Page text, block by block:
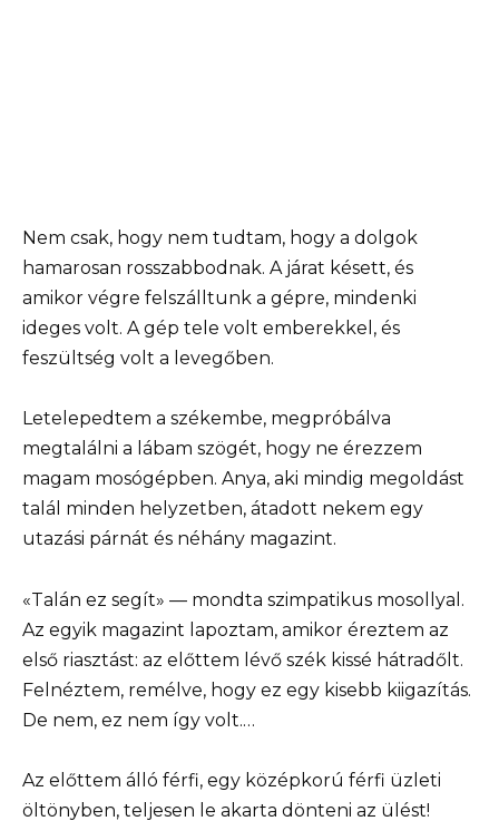
Nem csak, hogy nem tudtam, hogy a dolgok
hamarosan rosszabbodnak. A járat késett, és
amikor végre felszálltunk a gépre, mindenki
ideges volt. A gép tele volt emberekkel, és
feszültség volt a levegőben.
Letelepedtem a székembe, megpróbálva
megtalálni a lábam szögét, hogy ne érezzem
magam mosógépben. Anya, aki mindig megoldást
talál minden helyzetben, átadott nekem egy
utazási párnát és néhány magazint.
«Talán ez segít» — mondta szimpatikus mosollyal.
Az egyik magazint lapoztam, amikor éreztem az
első riasztást: az előttem lévő szék kissé hátradőlt.
Felnéztem, remélve, hogy ez egy kisebb kiigazítás.
De nem, ez nem így volt.…
Az előttem álló férfi, egy középkorú férfi üzleti
öltönyben, teljesen le akarta dönteni az ülést!